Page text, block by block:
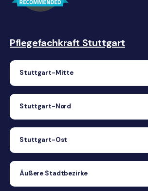
Pflegefachkraft Stuttgart
Stuttgart-Mitte
Stuttgart-Nord
Stuttgart-Ost
Äußere Stadtbezirke